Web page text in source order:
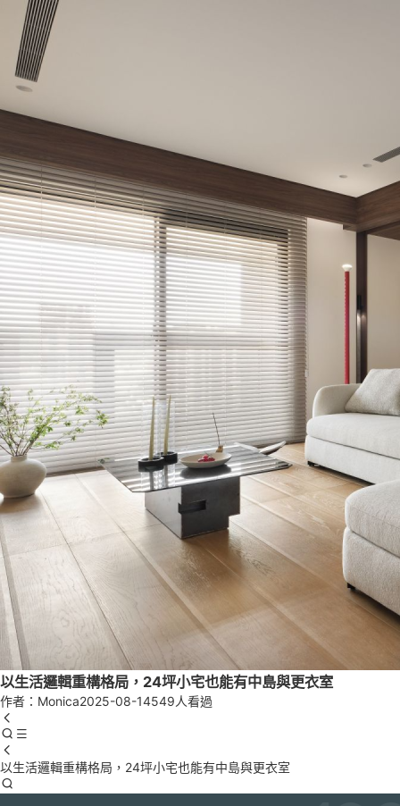
以生活邏輯重構格局，24坪小宅也能有中島與更衣室
作者：Monica2025-08-14549人看過
以生活邏輯重構格局，24坪小宅也能有中島與更衣室